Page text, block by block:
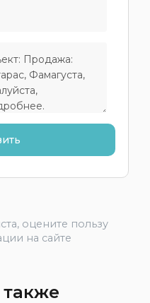
оцените пользу
на сайте
также